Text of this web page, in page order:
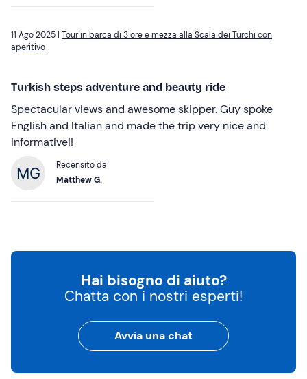
11 Ago 2025 | Tour in barca di 3 ore e mezza alla Scala dei Turchi con
aperitivo
Turkish steps adventure and beauty ride
Spectacular views and awesome skipper. Guy spoke
English and Italian and made the trip very nice and
informative!!
Recensito da
Matthew G.
Hai bisogno di aiuto?
Chatta con i nostri esperti!
Avvia una chat